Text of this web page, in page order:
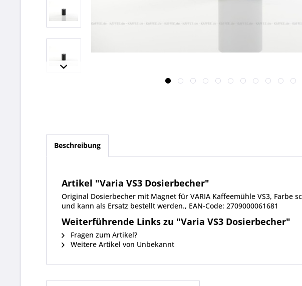
Beschreibung
Artikel "Varia VS3 Dosierbecher"
Original Dosierbecher mit Magnet für VARIA Kaffeemühle VS3,
und kann als Ersatz bestellt werden., EAN-Code: 2709000061681
Weiterführende Links zu "Varia VS3 Dosierbecher"
Fragen zum Artikel?
Weitere Artikel von Unbekannt